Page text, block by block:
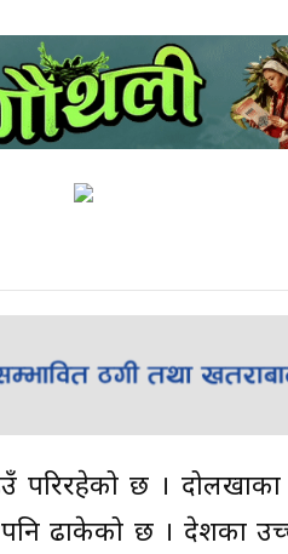
परिरहेको छ ।
ढाकेको छ । देशका उच्च